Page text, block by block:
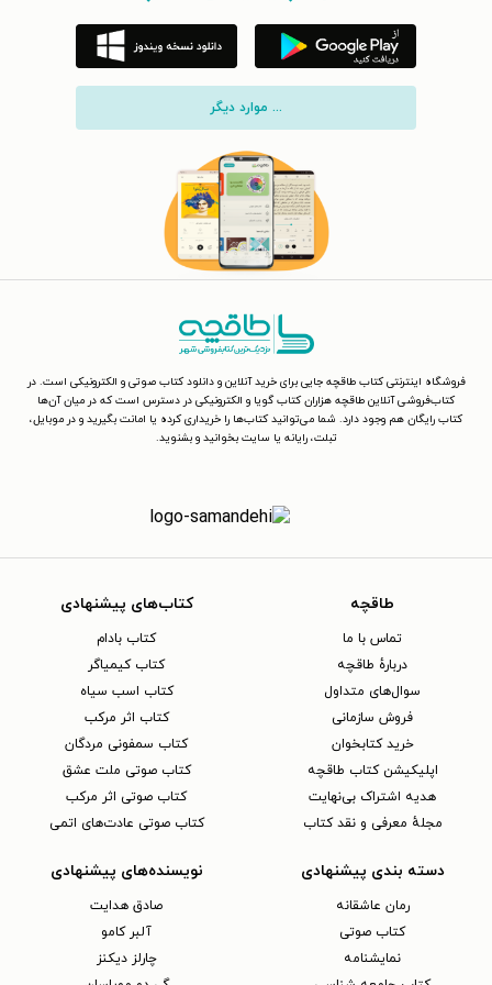
... موارد دیگر
فروشگاه اینترنتی کتاب طاقچه جایی برای خرید آنلاین و دانلود کتاب صوتی و الکترونیکی است. در
کتاب‌فروشی آنلاین طاقچه هزاران کتاب گویا و الکترونیکی در دسترس است که در میان آن‌ها
کتاب رایگان هم وجود دارد. شما می‌توانید کتاب‌ها را خریداری کرده یا امانت بگیرید و در موبایل،
تبلت، رایانه یا سایت بخوانید و بشنوید.
طاقچه
تماس با ما
دربارهٔ طاقچه
سوال‌های متداول
فروش سازمانی
خرید کتابخوان
اپلیکیشن کتاب طاقچه
هدیه اشتراک بی‌نهایت
مجلهٔ معرفی و نقد کتاب
کتاب‌های پیشنهادی
کتاب بادام
کتاب کیمیاگر
کتاب اسب سیاه
کتاب اثر مرکب
کتاب سمفونی مردگان
کتاب صوتی ملت عشق
کتاب صوتی اثر مرکب
کتاب صوتی عادت‌های اتمی
دسته بندی پیشنهادی
رمان عاشقانه
کتاب‌ صوتی
نمایشنامه
نویسنده‌های پیشنهادی
صادق هدایت
آلبر کامو
چارلز دیکنز